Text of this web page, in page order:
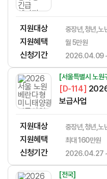
지원대상 중장년,청년,노
지원혜택 월 5만원
신청기간 2026.04.09
[서울특별시 노원
[D-114]
보급사업
지원대상 중장년,청년,노
지원혜택 ​​​​​‌​​​‌​​‌​​​​‌​​‌‌‌​​​​‌‌‌‌‌​‌​​​​‌‌최대 160만원
신청기간 2026.04.27
[전국]